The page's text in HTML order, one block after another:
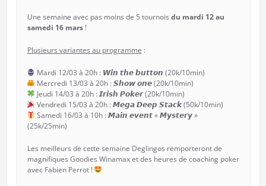
Une semaine avec pas moins de 5 tournois du mardi 12 au
samedi 16 mars!
Plusieurs variantes au programme :
Mardi 12/03 à 20h : 𝙒𝙞𝙣 𝙩𝙝𝙚 𝙗𝙪𝙩𝙩𝙤𝙣 (20k/10min)
Mercredi 13/03 à 20h : 𝙎𝙝𝙤𝙬 𝙤𝙣𝙚 (20k/10min)
Jeudi 14/03 à 20h : 𝙄𝙧𝙞𝙨𝙝 𝙋𝙤𝙠𝙚𝙧 (20k/10min)
Vendredi 15/03 à 20h : 𝙈𝙚𝙜𝙖 𝘿𝙚𝙚𝙥 𝙎𝙩𝙖𝙘𝙠 (50k/10min)
Samedi 16/03 à 10h : 𝙈𝙖𝙞𝙣 𝙚𝙫𝙚𝙣𝙩 « 𝙈𝙮𝙨𝙩𝙚𝙧𝙮 »
(25k/25min)
Les meilleurs de cette semaine Deglingos remporteront de
magnifiques Goodies Winamax et des heures de coaching poker
avec Fabien Perrot !